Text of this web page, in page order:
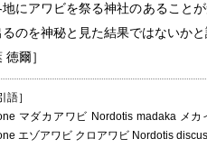
地にアワビを祭る神社のあること
のを神秘と見た結果ではないかと
徳爾］
語］
マダカアワビ Nordotis madaka メ
エゾアワビ クロアワビ Nordotis